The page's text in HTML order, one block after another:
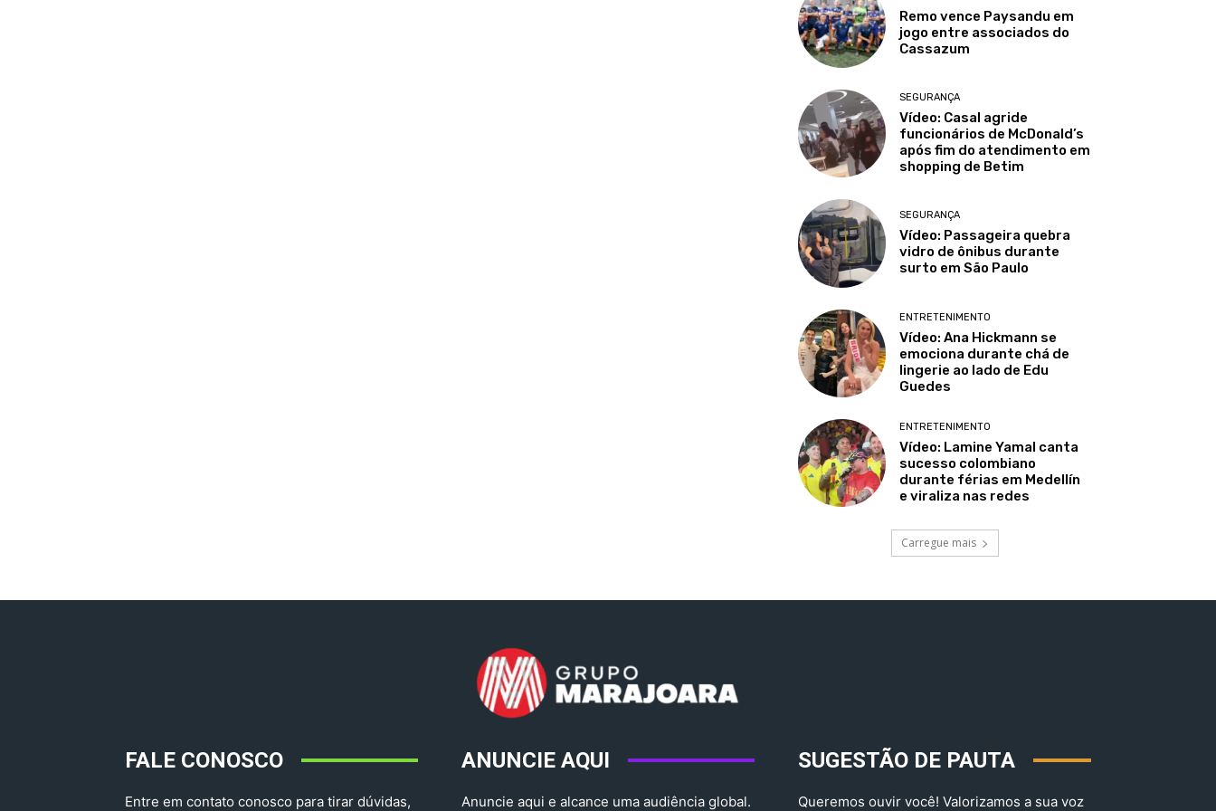
Remo vence Paysandu em
jogo entre associados do
Cassazum
SEGURANÇA
Vídeo: Casal agride
funcionários de McDonald’s
após fim do atendimento em
shopping de Betim
SEGURANÇA
Vídeo: Passageira quebra
vidro de ônibus durante
surto em São Paulo
ENTRETENIMENTO
Vídeo: Ana Hickmann se
emociona durante chá de
lingerie ao lado de Edu
Guedes
ENTRETENIMENTO
Vídeo: Lamine Yamal canta
sucesso colombiano
durante férias em Medellín
e viraliza nas redes
Carregue mais
FALE CONOSCO
Entre em contato conosco para tirar dúvidas,
ANUNCIE AQUI
Anuncie aqui e alcance uma audiência global.
SUGESTÃO DE PAUTA
Queremos ouvir você! Valorizamos a sua voz